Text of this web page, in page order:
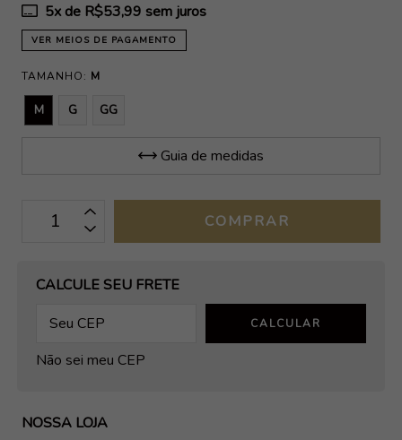
5x de R$53,99 sem juros
VER MEIOS DE PAGAMENTO
TAMANHO: M
M G GG
Guia de medidas
OPÇÕES DE FRETE
CALCULE SEU FRETE
CALCULAR
Não sei meu CEP
NOSSA LOJA